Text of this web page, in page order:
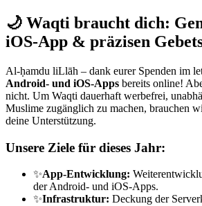
🌙 Waqti braucht dich:
iOS-App & präzisen
Al-ḥamdu liLlāh – dank eurer Spenden im
Android- und iOS-Apps bereits online!
nicht. Um Waqti dauerhaft werbefrei,
Muslime zugänglich zu machen, brauchen
deine Unterstützung.
Unsere Ziele für dieses Jahr:
✨App-Entwicklung:
der Android- und iOS-Apps.
✨Infrastruktur: Deckung der